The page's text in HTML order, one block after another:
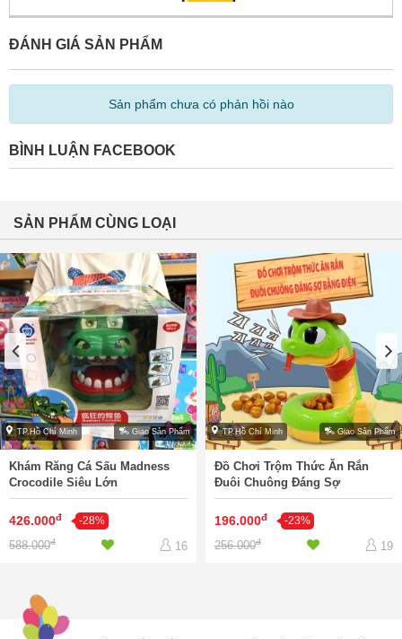
ĐÁNH GIÁ SẢN PHẨM
Sản phẩm chưa có phản hồi nào
BÌNH LUẬN FACEBOOK
SẢN PHẨM CÙNG LOẠI
TP.Hồ Chí Minh Giao Sản Phẩm
Khám Răng Cá Sấu Madness
Crocodile Siêu Lớn
426.000đ -28%
588.000đ 16
TP.Hồ Chí Minh Giao Sản Phẩm
Đồ Chơi Trộm Thức Ăn Rắn
Đuôi Chuông Đáng Sợ
196.000đ -23%
256.000đ 19